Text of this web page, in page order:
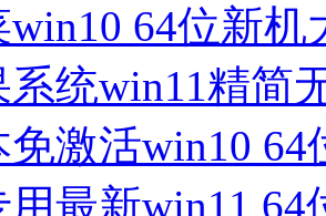
win10 64位新
系统win11精简
免激活win10
用最新win11